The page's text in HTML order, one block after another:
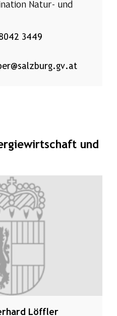
Natur- und
3449
und
und
Löffler